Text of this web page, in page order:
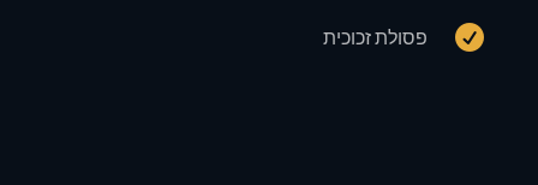
 פסולת זכוכית